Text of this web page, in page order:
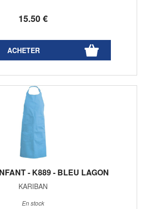
15.50€
- K889 - BLEU LAGON
KARIBAN
En stock